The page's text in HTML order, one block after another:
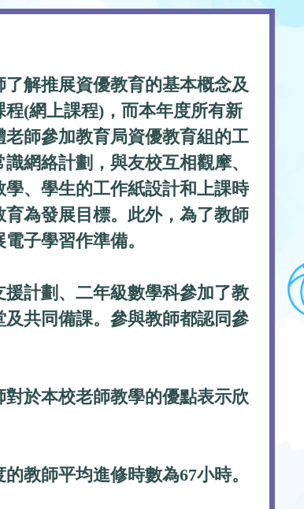
解推展資優教育的基本概念及
(網上課程)，而本年度所有新
師參加教育局資優教育組的工
網絡計劃，與友校互相觀摩、
、學生的工作紙設計和上課時
為發展目標。此外，為了教師
子學習作準備。
計劃、二年級數學科參加了教
共同備課。參與教師都認同參
於本校老師教學的優點表示欣
教師平均進修時數為67小時。